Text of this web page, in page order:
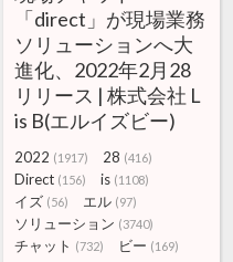
「direct」が現場業務
ソリューションへ大
進化、2022年2月28
リリース | 株式会社 L
is B(エルイズビー)
2022 (1917) 28 (416)
Direct (156) is (1108)
イズ (56) エル (97)
ソリューション (3740)
チャット (732) ビー (169)